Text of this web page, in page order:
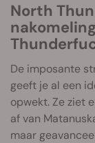
North
De imposante
geeft je al een
opwekt. Ze ziet
af van
maar